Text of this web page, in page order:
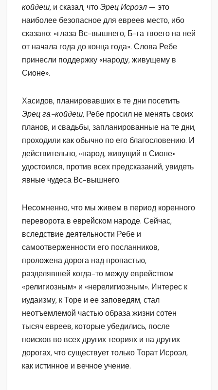
койдеш, и сказал, чтоЭрец Исроэл — это
наиболее безопасное для евреев место, ибо
сказано: «глаза Вс-вышнего, Б-га твоего на ней
от начала года до конца года». Слова Ребе
принесли поддержку «народу, живущему в
Сионе».
Хасидов, планировавших в те дни посетить
Эрец га-койдеш, Ребе просил не менять своих
планов, и свадьбы, запланированные на те дни,
проходили как обычно по его благословению. И
действительно, «народ, живущий в Сионе»
удостоился, против всех предсказаний, увидеть
явные чудеса Вс-вышнего.
Несомненно, что мы живем в период коренного
переворота в еврейском народе. Сейчас,
вследствие деятельности Ребе и
самоотверженности его посланников,
проложена дорога над пропастью,
разделявшей когда-то между еврейством
«религиозным» и «нерелигиозным». Интерес к
иудаизму, к Торе и ее заповедям, стал
неотъемлемой частью образа жизни сотен
тысяч евреев, которые убедились, после
поисков во всех других теориях и на других
дорогах, что существует только Торат Исроэл,
как истинное и вечное учение.